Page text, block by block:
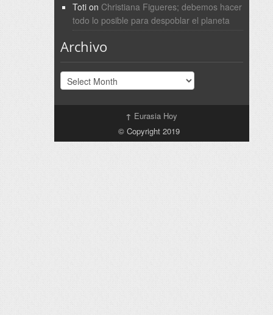
Totion Christiana Figueres; debemos hacer
todo lo posible para despoblar el planeta
Archivo
Archivo
↑ Eurasia Hoy
© Copyright 2019